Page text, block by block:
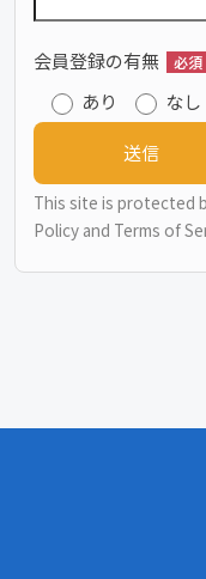
会員登録の有無 必須
あり なし
This site is protected
Policy and Terms of